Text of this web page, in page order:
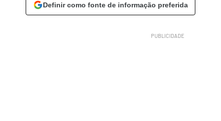
Definir como fonte de informação preferida